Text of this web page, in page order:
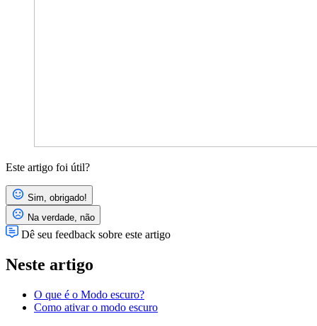
Este artigo foi útil?
Sim, obrigado!
Na verdade, não
Dê seu feedback sobre este artigo
Neste artigo
O que é o Modo escuro?
Como ativar o modo escuro